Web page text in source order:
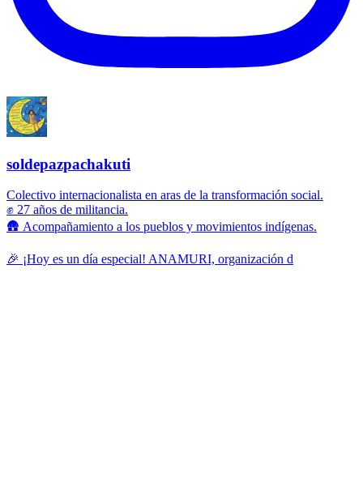
soldepazpachakuti
Colectivo internacionalista en aras de la transformación social.
✊ 27 años de militancia.
🛖 Acompañamiento a los pueblos y movimientos indígenas.
🎉 ¡Hoy es un día especial! ANAMURI, organización d